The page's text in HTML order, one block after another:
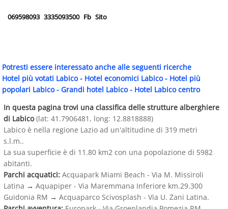
069598093 3335093500 Fb Sito
Potresti essere interessato anche alle seguenti ricerche
Hotel più votati Labico- Hotel economici Labico- Hotel più
popolari Labico- Grandi hotel Labico- Hotel Labico centro
In questa pagina trovi una classifica delle strutture alberghiere
di Labico(lat: 41.7906481, long: 12.8818888)
Labico è nella regione Lazio ad un'altitudine di 319 metri
s.l.m..
La sua superficie è di 11.80 km2 con una popolazione di 5982
abitanti.
Parchi acquatici: Acquapark Miami Beach - Via M. Missiroli
Latina → Aquapiper - Via Maremmana Inferiore km.29.300
Guidonia RM → Acquaparco Scivosplash - Via U. Zani Latina.